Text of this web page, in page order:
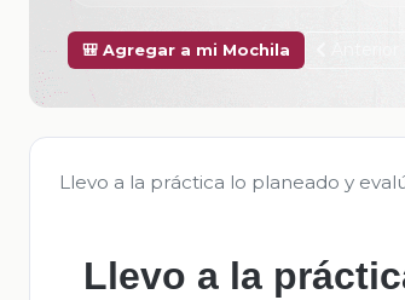
🎒 Agregar a mi Mochila
Llevo a la práctica lo planeado y
Llevo a la